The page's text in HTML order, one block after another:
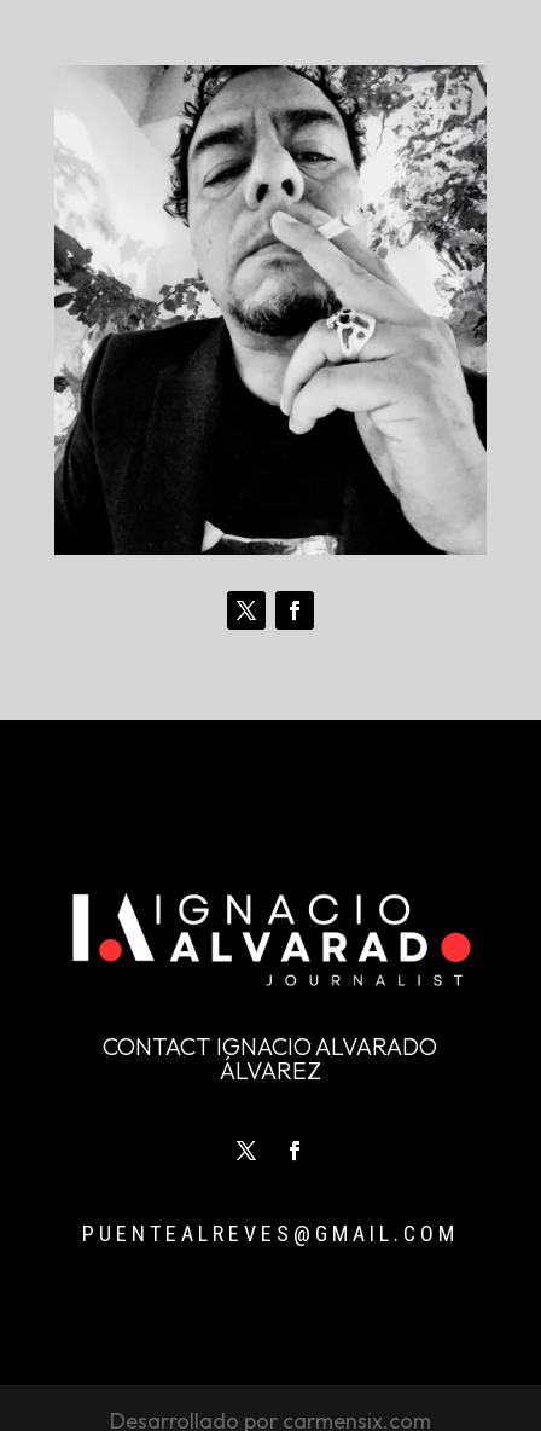
CONTACT IGNACIO ALVARADO
ÁLVAREZ
PUENTEALREVES@GMAIL.COM
Desarrollado por carmensix.com